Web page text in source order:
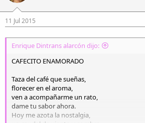
11 Jul 2015
Enrique Dintrans alarcón dijo:
CAFECITO ENAMORADO
Taza del café que sueñas,
florecer en el aroma,
ven a acompañarme un rato,
dame tu sabor ahora.
Hoy me azota la nostalgia,